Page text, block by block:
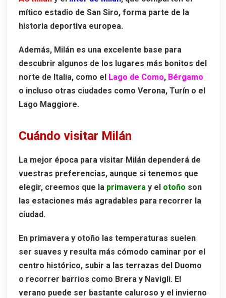
mítico estadio de San Siro, forma parte de la
historia deportiva europea.
Además, Milán es una excelente base para
descubrir algunos de los lugares más bonitos del
norte de Italia, como el Lago de Como, Bérgamo
o incluso otras ciudades como Verona, Turín o el
Lago Maggiore.
Cuándo visitar Milán
La mejor época para visitar Milán dependerá de
vuestras preferencias, aunque si tenemos que
elegir, creemos que la primavera y el otoño son
las estaciones más agradables para recorrer la
ciudad.
En primavera y otoño las temperaturas suelen
ser suaves y resulta más cómodo caminar por el
centro histórico, subir a las terrazas del Duomo
o recorrer barrios como Brera y Navigli. El
verano puede ser bastante caluroso y el invierno